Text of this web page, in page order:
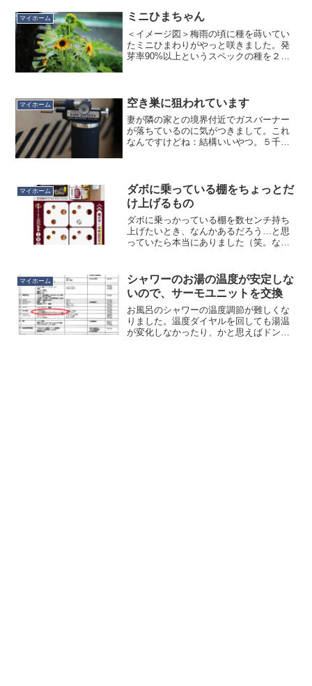
ル １件一般電話 ７件...
マイホーム ミニひまちゃん
＜イメージ図＞梅雨の頃に種を蒔いてい
たミニひまわりがやっと咲きました。発
芽率90%以上というスペックの種を２個
らいいや（笑。家の前を...
マイホーム 空き巣に狙われています
妻が隣の家との境界付近でガスバーナー
が落ちているのに気がつきまして。これ
なんですけどね：結構いいやつ。５千円
と尋ねたところ、落とした...
マイホーム
ダボに乗っている棚をちょっとだ
け上げるもの
ダボに乗っかっている棚を数センチ持ち
上げたいとき、なんかあるだろう…と思
っていたら本当にありました（笑。なん
マイホーム
シャワーのお湯の温度が安定しな
いので、サーモユニットを交換
お風呂のシャワーの温度調節が難しくな
りました。温度ダイヤルを回しても湯温
が変化しなかったり、かと思えばドンと